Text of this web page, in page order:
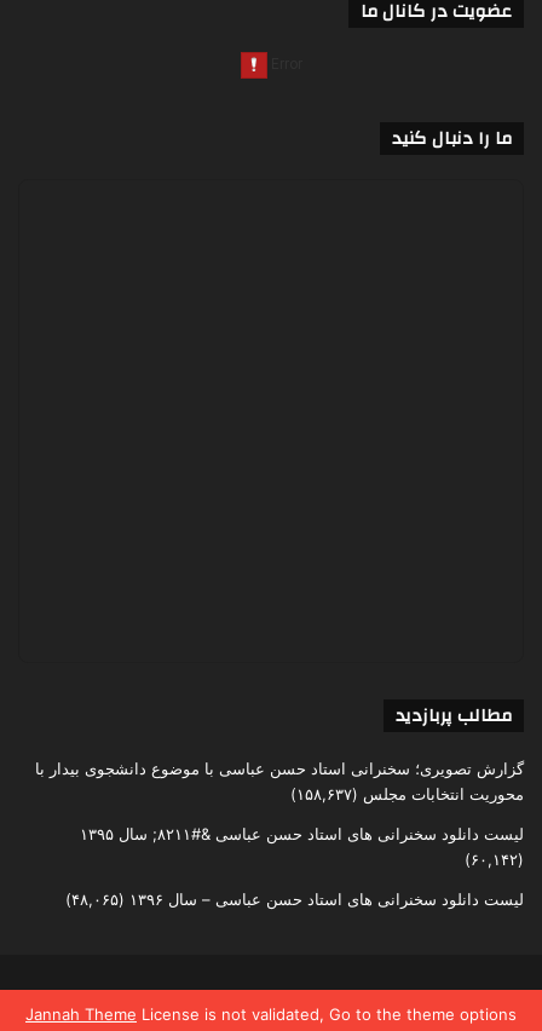
Jannah Theme License is not validated, Go to the theme options
عضویت در کانال ما
ما را دنبال کنید
مطالب پربازدید
گزارش تصویری؛ سخنرانی استاد حسن عباسی با موضوع دانشجوی بیدار با
محوریت انتخابات مجلس (۱۵۸,۶۳۷)
لیست دانلود سخنرانی های استاد حسن عباسی &#۸۲۱۱; سال ۱۳۹۵
(۶۰,۱۴۲)
لیست دانلود سخنرانی های استاد حسن عباسی – سال ۱۳۹۶ (۴۸,۰۶۵)